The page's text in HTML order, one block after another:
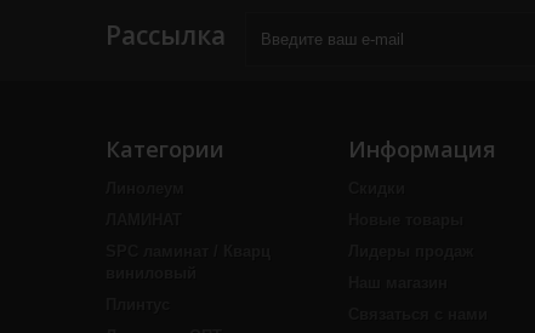
Рассылка
Категории Информация